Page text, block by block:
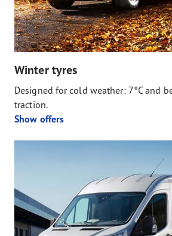
Winter tyres
Designed for cold weather: 7°C and
traction.
Show offers